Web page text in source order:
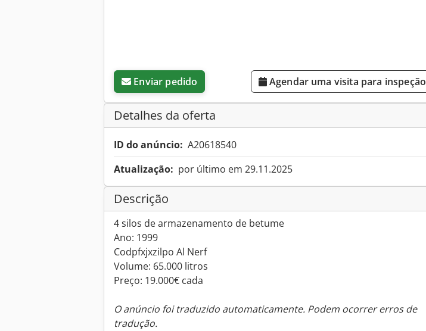
Enviar pedido Agendar uma visita para inspeção
Detalhes da oferta
ID do anúncio: A20618540
Atualização: por último em 29.11.2025
Descrição
4 silos de armazenamento de betume
Ano: 1999
Codpfxjxzilpo Al Nerf
Volume: 65.000 litros
Preço: 19.000€ cada
O anúncio foi traduzido automaticamente. Podem ocorrer erros de
tradução.